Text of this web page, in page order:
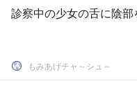
診察中の少女の舌に陰
もみあげチャ～シュ～